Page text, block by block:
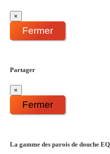
×
Fermer
Partager
×
Fermer
La gamme des parois de douche